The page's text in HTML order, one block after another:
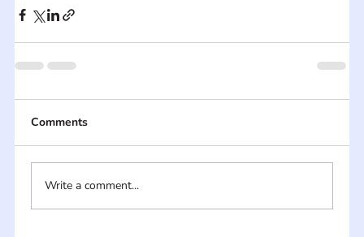
Comments
Write a comment...